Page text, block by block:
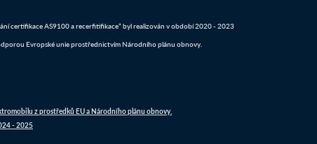
certifikace AS9100 a recerfitifikace“ byl realizován v období 2020 - 2023
Evropské unie prostřednictvím Národního plánu obnovy.
z prostředků EU a Národního plánu obnovy.
- 2025